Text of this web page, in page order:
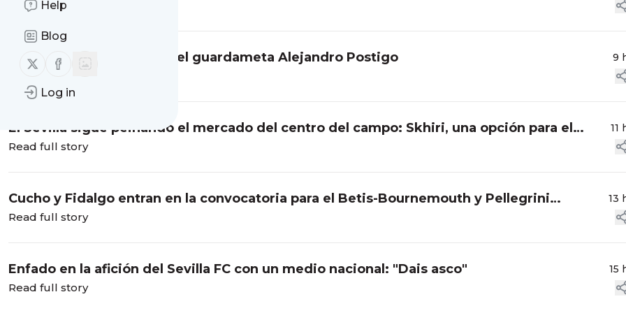
Help
Blog
Follow us on X (twitter)
Follow us on Facebook
Log in
Read full story
El Betis cierra el fichaje del guardameta Alejandro Postigo 9
El Sevilla sigue peinando el mercado del centro del campo: Skhiri, una opción para el
pivote
11
Read full story
Cucho y Fidalgo entran en la convocatoria para el Betis-Bournemouth y Pellegrini
"recupera" a Petit e Iker Losada
13
Read full story
Enfado en la afición del Sevilla FC con un medio nacional: "Dais asco" 15
Read full story